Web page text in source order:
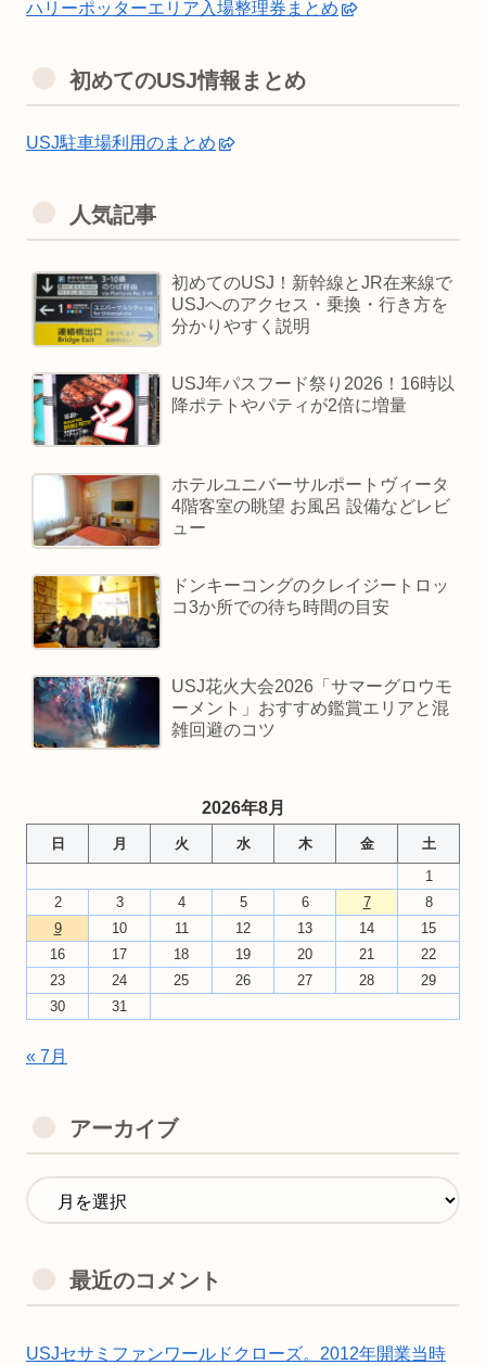
ハリーポッターエリア入場整理券まとめ
初めてのUSJ情報まとめ
USJ駐車場利用のまとめ
人気記事
初めてのUSJ！新幹線とJR在来線で
USJへのアクセス・乗換・行き方を
分かりやすく説明
USJ年パスフード祭り2026！16時以
降ポテトやパティが2倍に増量
ホテルユニバーサルポートヴィータ
4階客室の眺望 お風呂 設備などレビ
ュー
ドンキーコングのクレイジートロッ
コ3か所での待ち時間の目安
USJ花火大会2026「サマーグロウモ
ーメント」おすすめ鑑賞エリアと混
雑回避のコツ
2026年8月
日 月 火 水 木 金
土
1
2
3 4 5 6 7
8
9
10 11 12 13 14
15
16
17 18 19 20 21
22
23
24 25 26 27 28
29
30
31
« 7月
アーカイブ
最近のコメント
USJセサミファンワールドクローズ。2012年開業当時